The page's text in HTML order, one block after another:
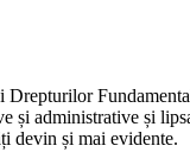
și administrative și
devin și mai evidente.